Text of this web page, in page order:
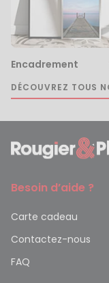
Encadrement
DÉCOUVREZ TOUS
Besoin d’aide ?
Carte cadeau
Contactez-nous
FAQ